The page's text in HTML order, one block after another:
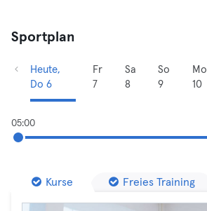
Sportplan
Heute,
Do 6
Fr
7
Sa
8
So
9
Mo
10
05:00
Kurse Freies Training